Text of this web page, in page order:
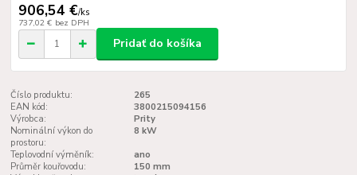
906,54 €/ks
737,02 € bez DPH
Pridať do košíka
Číslo produktu:
265
EAN kód:
3800215094156
Výrobca:
Prity
Nominální výkon do
prostoru:
8 kW
Teplovodní výměník:
ano
Průměr kouřovodu:
150 mm